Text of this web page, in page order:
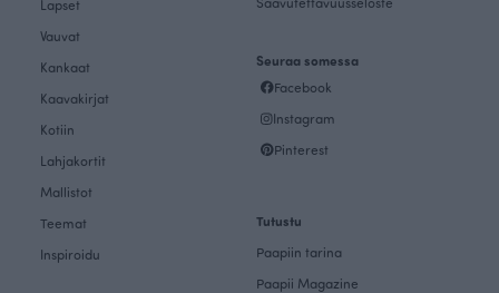
Lapset
Vauvat
Kankaat
Kaavakirjat
Kotiin
Lahjakortit
Mallistot
Teemat
Inspiroidu
Seuraa somessa
Facebook
Instagram
Pinterest
Tutustu
Paapiin tarina
Paapii Magazine